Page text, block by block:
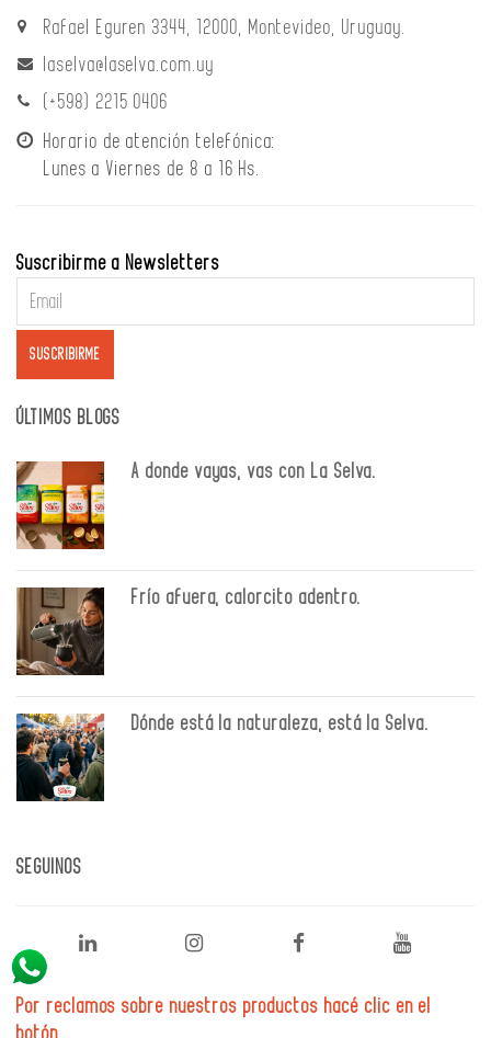
Rafael Eguren 3344, 12000, Montevideo, Uruguay.
laselva@laselva.com.uy
(+598) 2215 0406
Horario de atención telefónica:
Lunes a Viernes de 8 a 16 Hs.
Suscribirme a Newsletters
ÚLTIMOS BLOGS
A donde vayas, vas con La Selva.
Frío afuera, calorcito adentro.
Dónde está la naturaleza, está la Selva.
SEGUINOS
Por reclamos sobre nuestros productos hacé clic en el
botón.